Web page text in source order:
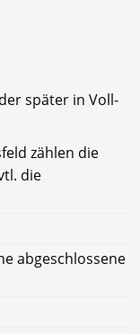
später in Voll-
zählen die
die
abgeschlossene